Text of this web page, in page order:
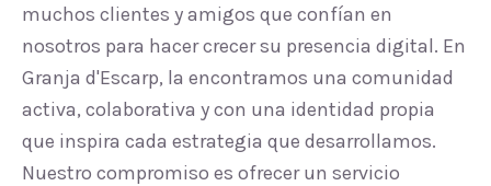
muchos clientes y amigos que confían en
nosotros para hacer crecer su presencia digital. En
Granja d'Escarp, la encontramos una comunidad
activa, colaborativa y con una identidad propia
que inspira cada estrategia que desarrollamos.
Nuestro compromiso es ofrecer un servicio